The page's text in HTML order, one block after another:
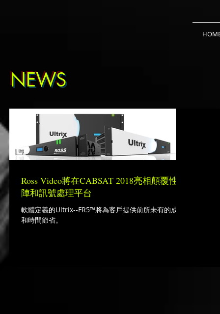
NEWS
Ross Video將在CABSAT 2018亮相顛覆性矩
陣和訊號處理平台
軟體定義的Ultrix--FR5™將為客戶提供前所未有的成本
和時間節省。